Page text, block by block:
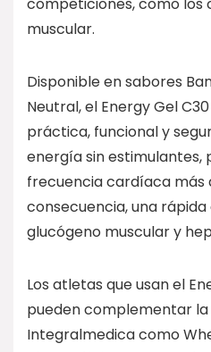
muscular.
Disponible en sabores
Neutral, el Energy Gel
práctica, funcional y
energía sin estimulantes,
frecuencia cardíaca más
consecuencia, una
glucógeno muscular y
Los atletas que usan el
pueden complementar
Integralmedica como